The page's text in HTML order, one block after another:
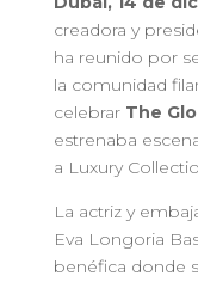
creadora y
ha reunido por
la comunidad
celebrar The
estrenaba
a Luxury
La actriz y
Eva Longoria
benéfica donde